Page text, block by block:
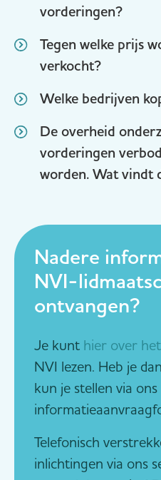
vorderingen?
Tegen welke prijs
verkocht?
Welke bedrijven
De overheid
vorderingen
worden. Wat vindt
Nadere
NVI-
ontvangen?
Je kunt hier over
NVI lezen. Heb je
kun je stellen via ons
Telefonisch
inlichtingen via ons